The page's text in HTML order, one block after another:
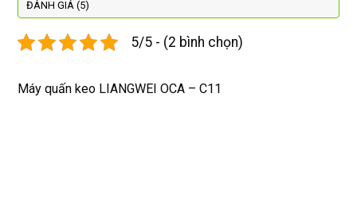
xịn
phí.
ĐÁNH GIÁ (5)
5/5 - (2 bình chọn)
Máy quấn keo LIANGWEI OCA – C11